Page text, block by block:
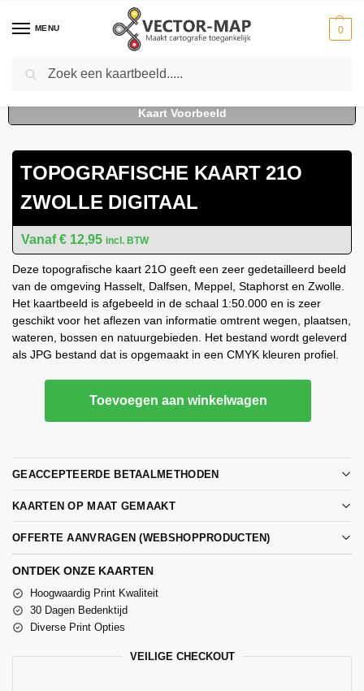
MENU 0
Home Kaarten - Topografische kaarten
TOPOGRAFISCHE KAART 21O
ZWOLLE DIGITAAL
€ 12,95 incl. BTW
Deze topografische kaart 21O geeft een zeer gedetailleerd beeld
van de omgeving Hasselt, Dalfsen, Meppel, Staphorst en Zwolle.
Het kaartbeeld is afgebeeld in de schaal 1:50.000 en is zeer
geschikt voor het aflezen van informatie omtrent wegen, plaatsen,
wateren, bossen en natuurgebieden. Het bestand wordt geleverd
als JPG bestand dat is opgemaakt in een CMYK kleuren profiel.
Toevoegen aan winkelwagen
GEACCEPTEERDE BETAALMETHODEN
KAARTEN OP MAAT GEMAAKT
OFFERTE AANVRAGEN (WEBSHOPPRODUCTEN)
ONTDEK ONZE KAARTEN
Hoogwaardig Print Kwaliteit
30 Dagen Bedenktijd
Diverse Print Opties
VEILIGE CHECKOUT